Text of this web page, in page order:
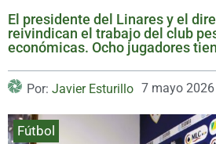
El presidente del Linares y el
reivindican el trabajo del club
económicas. Ocho jugadores
Por: Javier Esturillo 7 mayo 2026
Fútbol